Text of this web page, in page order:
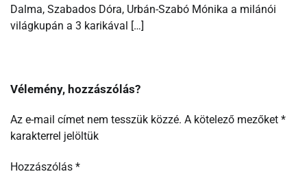
Dalma, Szabados Dóra, Urbán-Szabó Mónika a milánói
világkupán a 3 karikával […]
Vélemény, hozzászólás?
Az e-mail címet nem tesszük közzé. A kötelező mezőket *
karakterrel jelöltük
Hozzászólás *